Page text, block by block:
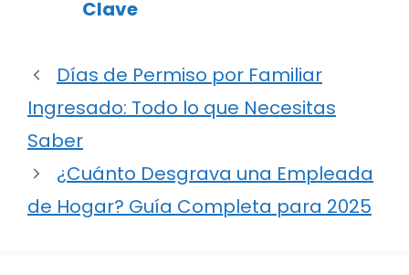
Clave
Días de Permiso por Familiar
Ingresado: Todo lo que Necesitas
Saber
¿Cuánto Desgrava una Empleada
de Hogar? Guía Completa para 2025